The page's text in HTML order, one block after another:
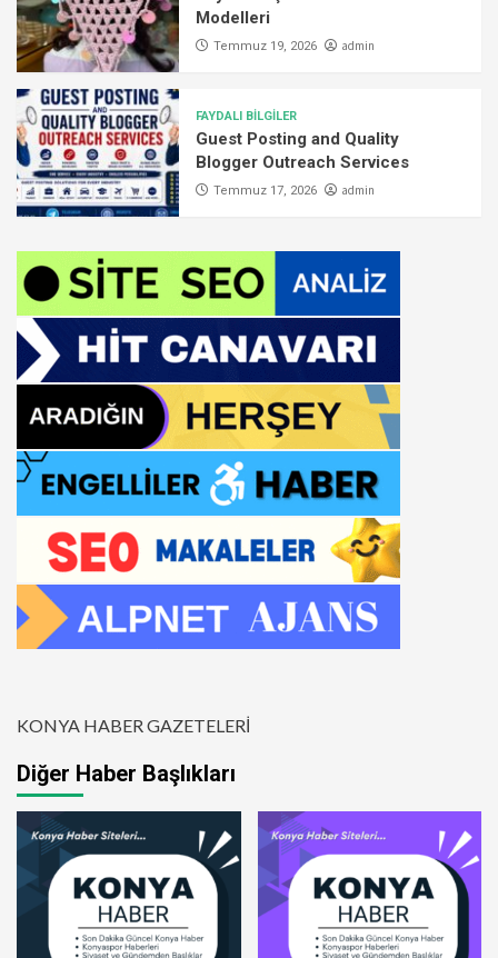
Modelleri
Temmuz 19, 2026 admin
FAYDALI BİLGİLER
Guest Posting and Quality
Blogger Outreach Services
Temmuz 17, 2026 admin
KONYA HABER GAZETELERİ
Diğer Haber Başlıkları